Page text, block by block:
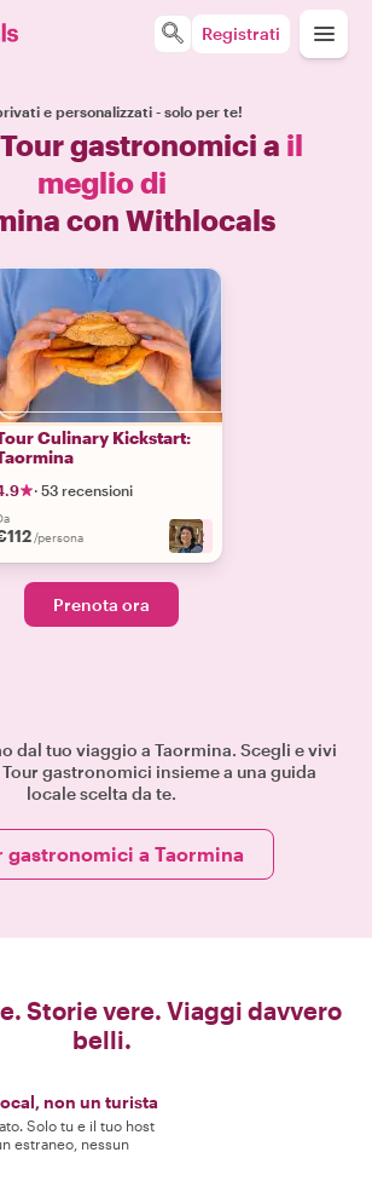
Registrati
e personalizzati - solo per te!
gastronomici a il
meglio di
con Withlocals
Culinary Kickstart:
· 53 recensioni
/persona +2
Prenota ora
dal tuo viaggio a Taormina. Scegli e vivi
gastronomici insieme a una guida
locale scelta da te.
gastronomici a Taormina
Storie vere. Viaggi davvero
belli.
non un turista
Solo tu e il tuo host
estraneo, nessun